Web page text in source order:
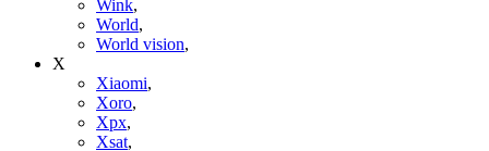
Wink,
World,
World vision,
X
Xiaomi,
Xoro,
Xpx,
Xsat,